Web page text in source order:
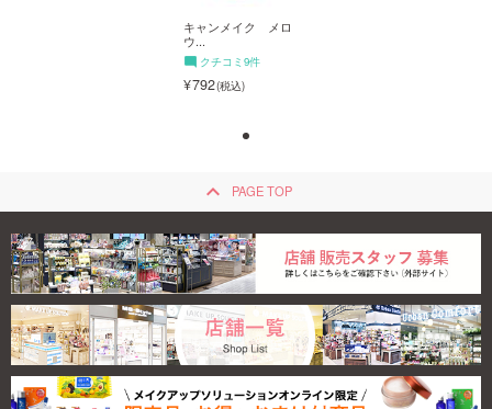
キャンメイク メロ
ウ...
クチコミ9件
792
キャンメイク メロ
ウ...
クチコミ9件
792
keyboard_arrow_up PAGE TOP